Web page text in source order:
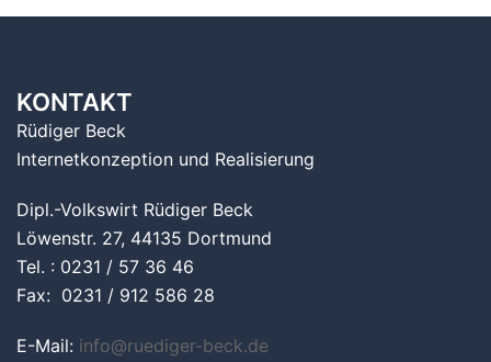
KONTAKT
Rüdiger Beck
Internetkonzeption und Realisierung
Dipl.-Volkswirt Rüdiger Beck
Löwenstr. 27, 44135 Dortmund
Tel. : 0231 / 57 36 46
Fax: 0231 / 912 586 28
E-Mail: info@ruediger-beck.de